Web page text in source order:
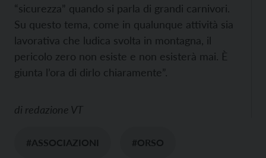
“sicurezza” quando si parla di grandi carnivori.
Su questo tema, come in qualunque attività sia
lavorativa che ludica svolta in montagna, il
pericolo zero non esiste e non esisterà mai. È
giunta l’ora di dirlo chiaramente”.
di redazione VT
#ASSOCIAZIONI #ORSO